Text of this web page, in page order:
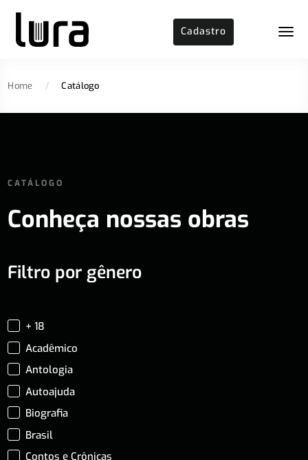
Cadastro
Home / Catálogo
CATÁLOGO
Conheça nossas obras
Filtro por gênero
+ 18
Acadêmico
Antologia
Autoajuda
Biografia
Brasil
Contos e Crônicas